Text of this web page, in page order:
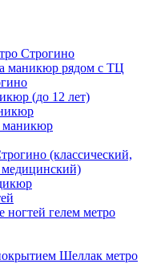
бровей
головы
Строгино
маникюр рядом с ТЦ
(до 12 лет)
маникюр
(классический,
ногтей гелем метро
Шеллак метро